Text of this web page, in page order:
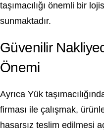
taşımacılığı önemli bir
sunmaktadır.
Güvenilir
Önemi
Ayrıca Yük
firması ile çalışmak,
hasarsız teslim edilmesi